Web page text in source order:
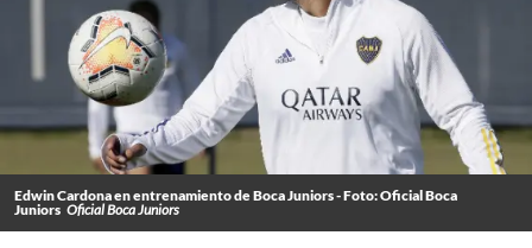
Edwin Cardona en entrenamiento de Boca Juniors - Foto: Oficial Boca
Juniors Oficial Boca Juniors